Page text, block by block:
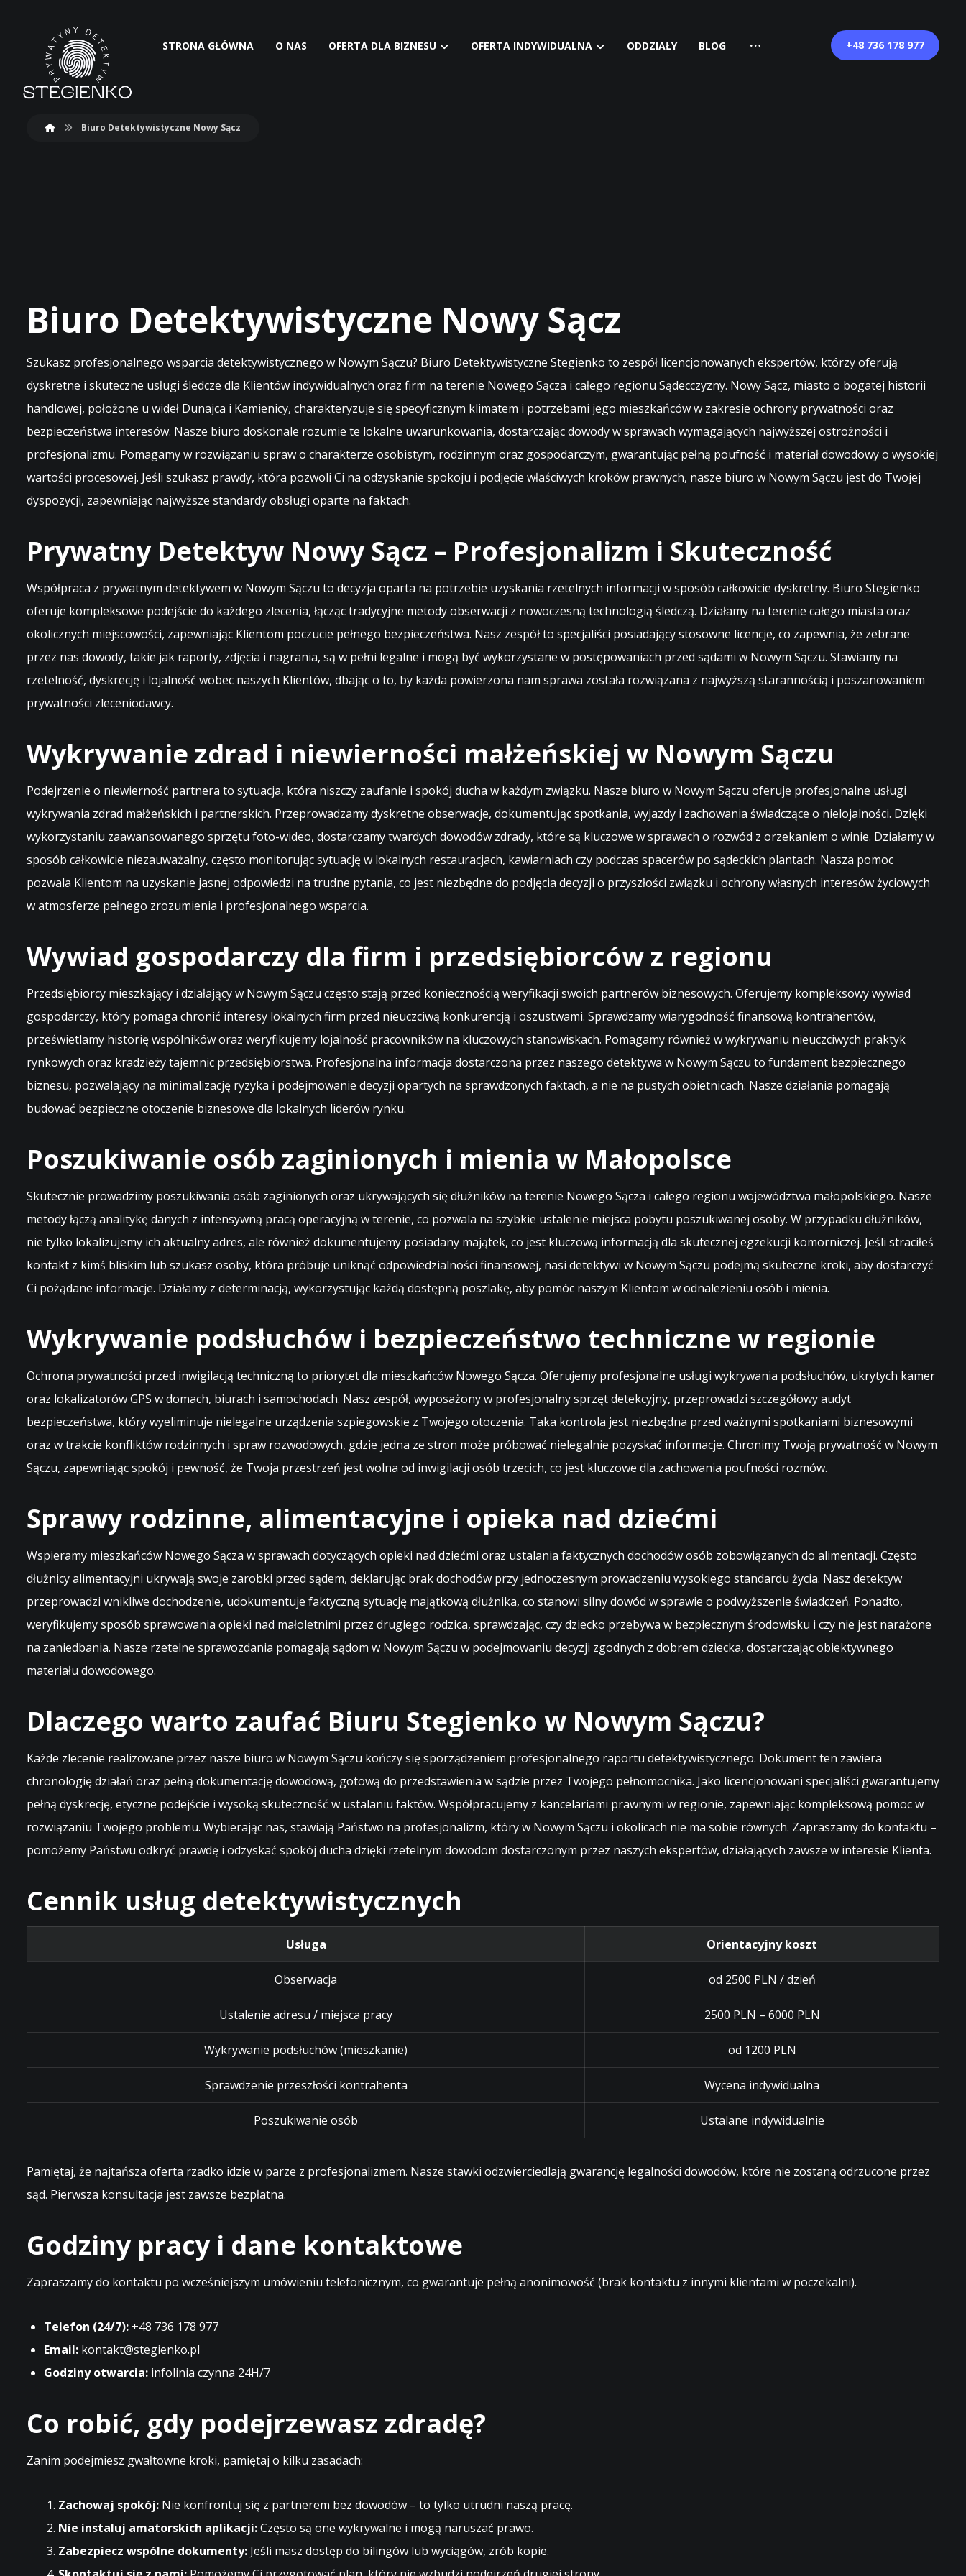
STRONA GŁÓWNA O NAS OFERTA DLA BIZNESU OFERTA INDYWIDUALNA ODDZIAŁY BLOG +48 736 178 977
Biuro Detektywistyczne Nowy Sącz
Biuro Detektywistyczne Nowy Sącz
Szukasz profesjonalnego wsparcia detektywistycznego w Nowym Sączu? Biuro Detektywistyczne Stegienko to zespół licencjonowanych ekspertów, którzy oferują
dyskretne i skuteczne usługi śledcze dla Klientów indywidualnych oraz firm na terenie Nowego Sącza i całego regionu Sądecczyzny. Nowy Sącz, miasto o bogatej historii
handlowej, położone u wideł Dunajca i Kamienicy, charakteryzuje się specyficznym klimatem i potrzebami jego mieszkańców w zakresie ochrony prywatności oraz
bezpieczeństwa interesów. Nasze biuro doskonale rozumie te lokalne uwarunkowania, dostarczając dowody w sprawach wymagających najwyższej ostrożności i
profesjonalizmu. Pomagamy w rozwiązaniu spraw o charakterze osobistym, rodzinnym oraz gospodarczym, gwarantując pełną poufność i materiał dowodowy o wysokiej
wartości procesowej. Jeśli szukasz prawdy, która pozwoli Ci na odzyskanie spokoju i podjęcie właściwych kroków prawnych, nasze biuro w Nowym Sączu jest do Twojej
dyspozycji, zapewniając najwyższe standardy obsługi oparte na faktach.
Prywatny Detektyw Nowy Sącz – Profesjonalizm i Skuteczność
Współpraca z prywatnym detektywem w Nowym Sączu to decyzja oparta na potrzebie uzyskania rzetelnych informacji w sposób całkowicie dyskretny. Biuro Stegienko
oferuje kompleksowe podejście do każdego zlecenia, łącząc tradycyjne metody obserwacji z nowoczesną technologią śledczą. Działamy na terenie całego miasta oraz
okolicznych miejscowości, zapewniając Klientom poczucie pełnego bezpieczeństwa. Nasz zespół to specjaliści posiadający stosowne licencje, co zapewnia, że zebrane
przez nas dowody, takie jak raporty, zdjęcia i nagrania, są w pełni legalne i mogą być wykorzystane w postępowaniach przed sądami w Nowym Sączu. Stawiamy na
rzetelność, dyskrecję i lojalność wobec naszych Klientów, dbając o to, by każda powierzona nam sprawa została rozwiązana z najwyższą starannością i poszanowaniem
prywatności zleceniodawcy.
Wykrywanie zdrad i niewierności małżeńskiej w Nowym Sączu
Podejrzenie o niewierność partnera to sytuacja, która niszczy zaufanie i spokój ducha w każdym związku. Nasze biuro w Nowym Sączu oferuje profesjonalne usługi
wykrywania zdrad małżeńskich i partnerskich. Przeprowadzamy dyskretne obserwacje, dokumentując spotkania, wyjazdy i zachowania świadczące o nielojalności. Dzięki
wykorzystaniu zaawansowanego sprzętu foto-wideo, dostarczamy twardych dowodów zdrady, które są kluczowe w sprawach o rozwód z orzekaniem o winie. Działamy w
sposób całkowicie niezauważalny, często monitorując sytuację w lokalnych restauracjach, kawiarniach czy podczas spacerów po sądeckich plantach. Nasza pomoc
pozwala Klientom na uzyskanie jasnej odpowiedzi na trudne pytania, co jest niezbędne do podjęcia decyzji o przyszłości związku i ochrony własnych interesów życiowych
w atmosferze pełnego zrozumienia i profesjonalnego wsparcia.
Wywiad gospodarczy dla firm i przedsiębiorców z regionu
Przedsiębiorcy mieszkający i działający w Nowym Sączu często stają przed koniecznością weryfikacji swoich partnerów biznesowych. Oferujemy kompleksowy wywiad
gospodarczy, który pomaga chronić interesy lokalnych firm przed nieuczciwą konkurencją i oszustwami. Sprawdzamy wiarygodność finansową kontrahentów,
prześwietlamy historię wspólników oraz weryfikujemy lojalność pracowników na kluczowych stanowiskach. Pomagamy również w wykrywaniu nieuczciwych praktyk
rynkowych oraz kradzieży tajemnic przedsiębiorstwa. Profesjonalna informacja dostarczona przez naszego detektywa w Nowym Sączu to fundament bezpiecznego
biznesu, pozwalający na minimalizację ryzyka i podejmowanie decyzji opartych na sprawdzonych faktach, a nie na pustych obietnicach. Nasze działania pomagają
budować bezpieczne otoczenie biznesowe dla lokalnych liderów rynku.
Poszukiwanie osób zaginionych i mienia w Małopolsce
Skutecznie prowadzimy poszukiwania osób zaginionych oraz ukrywających się dłużników na terenie Nowego Sącza i całego regionu województwa małopolskiego. Nasze
metody łączą analitykę danych z intensywną pracą operacyjną w terenie, co pozwala na szybkie ustalenie miejsca pobytu poszukiwanej osoby. W przypadku dłużników,
nie tylko lokalizujemy ich aktualny adres, ale również dokumentujemy posiadany majątek, co jest kluczową informacją dla skutecznej egzekucji komorniczej. Jeśli straciłeś
kontakt z kimś bliskim lub szukasz osoby, która próbuje uniknąć odpowiedzialności finansowej, nasi detektywi w Nowym Sączu podejmą skuteczne kroki, aby dostarczyć
Ci pożądane informacje. Działamy z determinacją, wykorzystując każdą dostępną poszlakę, aby pomóc naszym Klientom w odnalezieniu osób i mienia.
Wykrywanie podsłuchów i bezpieczeństwo techniczne w regionie
Ochrona prywatności przed inwigilacją techniczną to priorytet dla mieszkańców Nowego Sącza. Oferujemy profesjonalne usługi wykrywania podsłuchów, ukrytych kamer
oraz lokalizatorów GPS w domach, biurach i samochodach. Nasz zespół, wyposażony w profesjonalny sprzęt detekcyjny, przeprowadzi szczegółowy audyt
bezpieczeństwa, który wyeliminuje nielegalne urządzenia szpiegowskie z Twojego otoczenia. Taka kontrola jest niezbędna przed ważnymi spotkaniami biznesowymi
oraz w trakcie konfliktów rodzinnych i spraw rozwodowych, gdzie jedna ze stron może próbować nielegalnie pozyskać informacje. Chronimy Twoją prywatność w Nowym
Sączu, zapewniając spokój i pewność, że Twoja przestrzeń jest wolna od inwigilacji osób trzecich, co jest kluczowe dla zachowania poufności rozmów.
Sprawy rodzinne, alimentacyjne i opieka nad dziećmi
Wspieramy mieszkańców Nowego Sącza w sprawach dotyczących opieki nad dziećmi oraz ustalania faktycznych dochodów osób zobowiązanych do alimentacji. Często
dłużnicy alimentacyjni ukrywają swoje zarobki przed sądem, deklarując brak dochodów przy jednoczesnym prowadzeniu wysokiego standardu życia. Nasz detektyw
przeprowadzi wnikliwe dochodzenie, udokumentuje faktyczną sytuację majątkową dłużnika, co stanowi silny dowód w sprawie o podwyższenie świadczeń. Ponadto,
weryfikujemy sposób sprawowania opieki nad małoletnimi przez drugiego rodzica, sprawdzając, czy dziecko przebywa w bezpiecznym środowisku i czy nie jest narażone
na zaniedbania. Nasze rzetelne sprawozdania pomagają sądom w Nowym Sączu w podejmowaniu decyzji zgodnych z dobrem dziecka, dostarczając obiektywnego
materiału dowodowego.
Dlaczego warto zaufać Biuru Stegienko w Nowym Sączu?
Każde zlecenie realizowane przez nasze biuro w Nowym Sączu kończy się sporządzeniem profesjonalnego raportu detektywistycznego. Dokument ten zawiera
chronologię działań oraz pełną dokumentację dowodową, gotową do przedstawienia w sądzie przez Twojego pełnomocnika. Jako licencjonowani specjaliści gwarantujemy
pełną dyskrecję, etyczne podejście i wysoką skuteczność w ustalaniu faktów. Współpracujemy z kancelariami prawnymi w regionie, zapewniając kompleksową pomoc w
rozwiązaniu Twojego problemu. Wybierając nas, stawiają Państwo na profesjonalizm, który w Nowym Sączu i okolicach nie ma sobie równych. Zapraszamy do kontaktu –
pomożemy Państwu odkryć prawdę i odzyskać spokój ducha dzięki rzetelnym dowodom dostarczonym przez naszych ekspertów, działających zawsze w interesie Klienta.
Cennik usług detektywistycznych
Usługa Orientacyjny koszt
Obserwacja od 2500 PLN / dzień
Ustalenie adresu / miejsca pracy 2500 PLN – 6000 PLN
Wykrywanie podsłuchów (mieszkanie) od 1200 PLN
Sprawdzenie przeszłości kontrahenta Wycena indywidualna
Poszukiwanie osób Ustalane indywidualnie
Pamiętaj, że najtańsza oferta rzadko idzie w parze z profesjonalizmem. Nasze stawki odzwierciedlają gwarancję legalności dowodów, które nie zostaną odrzucone przez
sąd. Pierwsza konsultacja jest zawsze bezpłatna.
Godziny pracy i dane kontaktowe
Zapraszamy do kontaktu po wcześniejszym umówieniu telefonicznym, co gwarantuje pełną anonimowość (brak kontaktu z innymi klientami w poczekalni).
Telefon (24/7): +48 736 178 977
Email: kontakt@stegienko.pl
Godziny otwarcia: infolinia czynna 24H/7
Co robić, gdy podejrzewasz zdradę?
Zanim podejmiesz gwałtowne kroki, pamiętaj o kilku zasadach:
Zachowaj spokój: Nie konfrontuj się z partnerem bez dowodów – to tylko utrudni naszą pracę.
Nie instaluj amatorskich aplikacji:Często są one wykrywalne i mogą naruszać prawo.
Zabezpiecz wspólne dokumenty: Jeśli masz dostęp do bilingów lub wyciągów, zrób kopie.